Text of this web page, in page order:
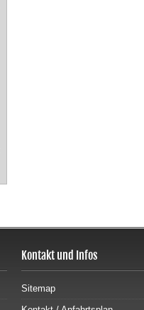
Kontakt und Infos
Sitemap